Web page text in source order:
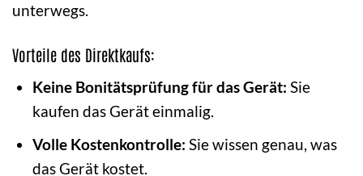
unterwegs.
Vorteile des Direktkaufs:
Keine Bonitätsprüfung für das Gerät: Sie
kaufen das Gerät einmalig.
Volle Kostenkontrolle: Sie wissen genau, was
das Gerät kostet.